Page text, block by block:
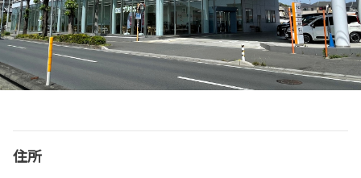
住所